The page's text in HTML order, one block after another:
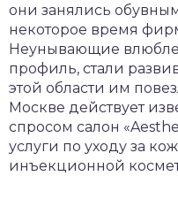
они занялись
некоторое время
Неунывающие
профиль, стали
этой области им
Москве действует
спросом салон
услуги по уходу за
инъекционной